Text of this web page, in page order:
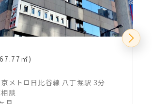
㎡)
メトロ日比谷線 八丁堀駅 3分
談